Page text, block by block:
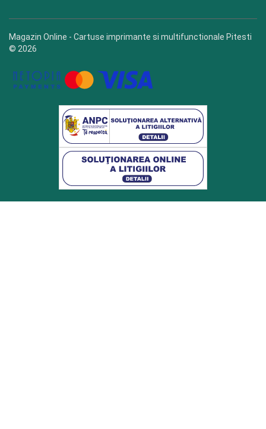
Magazin Online - Cartuse imprimante si multifunctionale Pitesti
© 2026